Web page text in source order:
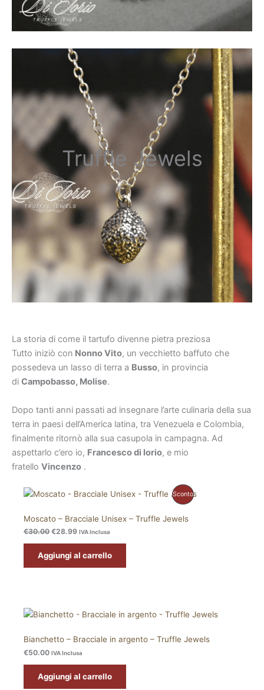
Truffle Jewels
La storia di come il tartufo divenne pietra preziosa​
Tutto iniziò con Nonno Vito, un vecchietto baffuto che
possedeva un lasso di terra a Busso, in provincia
di Campobasso, Molise.
Dopo tanti anni passati ad insegnare l’arte culinaria della sua
terra in paesi dell’America latina, tra Venezuela e Colombia,
finalmente ritornò alla sua casupola in campagna. Ad
aspettarlo c’ero io, Francesco di Iorio, e mio
fratello Vincenzo .
ScontoProdotto
Moscato – Bracciale Unisex – Truffle Jewels
€30.00
Il
era:
€30.00.
€28.99
Il
è:
IVA Inclusa
Aggiungi al carrello
Bianchetto – Bracciale in argento – Truffle Jewels
€50.00 IVA Inclusa
Aggiungi al carrello